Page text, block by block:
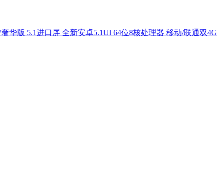
奢华版 5.1进口屏 全新安卓5.1UI 64位8核处理器 移动/联通双4G